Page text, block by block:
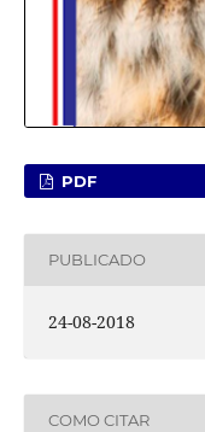
PDF
PUBLICADO
24-08-2018
COMO CITAR